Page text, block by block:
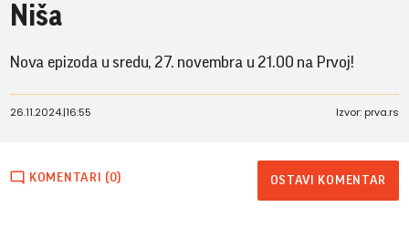
Niša
Nova epizoda u sredu, 27. novembra u 21.00 na Prvoj!
26.11.2024.|16:55 Izvor: prva.rs
KOMENTARI (0) OSTAVI KOMENTAR